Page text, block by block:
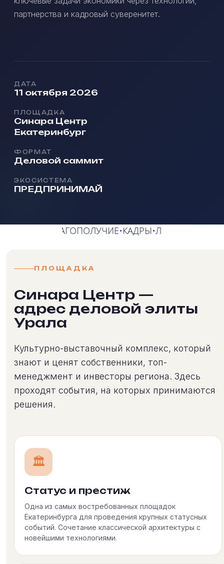
партнерства и кадровый суверенитет.
ДАТА
11 октября 2026
ПЛОЩАДКА
Синара Центр
Екатеринбург
ФОРМАТ
Деловой саммит
ЭКОСИСТЕМА
ПРЕДПРИНИМАЙ
БЛАГОПОЛУЧИЕ•КАДРЫ•ЛИДЕРСТВО
ПЛОЩАДКА
Синара Центр —
адрес деловой элиты
Урала
Культурно-выставочный комплекс, который
знают и ценят собственники, топ-
менеджмент и инвесторы региона. Здесь
проходят события, на которых принимаются
решения.
🏛
Статус и престиж
Одна из самых востребованных площадок
Екатеринбурга для проведения крупных статусных
событий. Сочетание классической архитектуры с
новейшими технологиями.